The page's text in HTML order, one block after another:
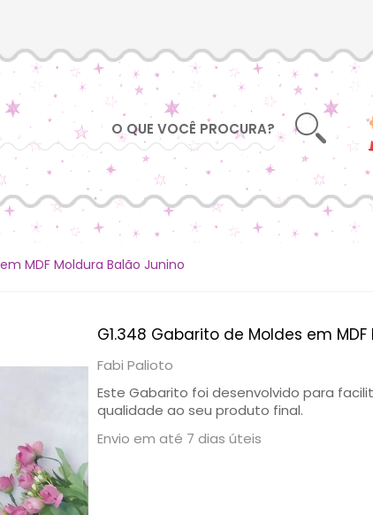
MDF Moldura Balão Junino
G1.348 Gabarito de Moldes em
Fabi Palioto
Este Gabarito foi desenvolvido para
qualidade ao seu produto final.
Envio em até 7 dias úteis